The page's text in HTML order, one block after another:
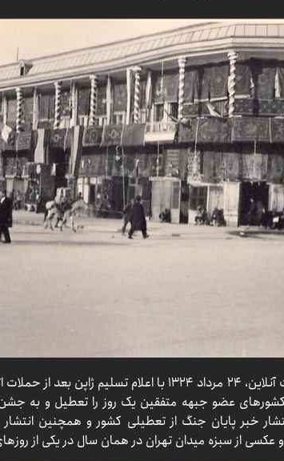
به گزارش اطلاعات آنلاین، ۲۴ مرداد ۱۳۲۴ با اعلام
۱۳۲۴ با انتشار خبر پایان جنگ از تعطیلی کشور و همچنین
و عکسی از سبزه میدان تهران در همان سال در یکی از